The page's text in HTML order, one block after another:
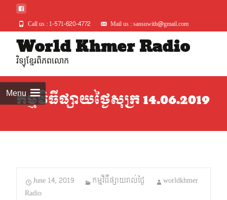
Call us : 1-571-620-4772 Mail us : sansuwith@gmail.com
World Khmer Radio
វិទ្យុខ្មែរពិភពលោក
Menuកម្មវិធីផ្សាយថ្ងៃសុក្រ 14.06.2019
June 14, 2019 កម្មវិធីផ្សាយរាល់ថ្ងៃ
worldkhmer
Radio